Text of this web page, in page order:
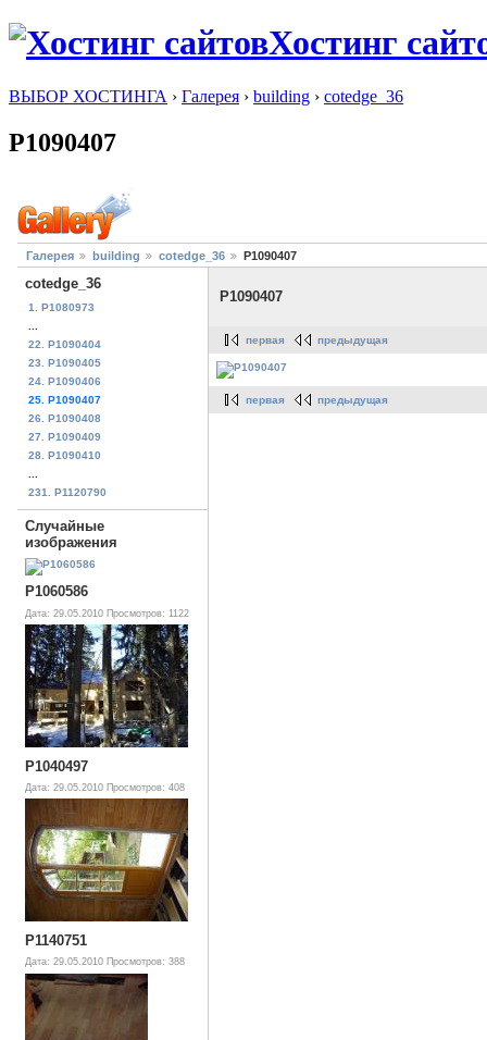
Хостинг
ВЫБОР ХОСТИНГА › Галерея › building › cotedge_36
P1090407
Галерея building cotedge_36 P1090407
cotedge_36
1. P1080973
...
22. P1090404
23. P1090405
24. P1090406
25. P1090407
26. P1090408
27. P1090409
28. P1090410
...
231. P1120790
Случайные
изображения
P1060586
Дата: 29.05.2010 Просмотров: 1122
P1040497
Дата: 29.05.2010 Просмотров: 408
P1140751
Дата: 29.05.2010 Просмотров: 388
P1090407
первая предыдущая
первая предыдущая